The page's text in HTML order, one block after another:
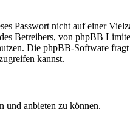
Passwort nicht auf einer
Betreibers, von phpBB
Die phpBB-Software
kannst.
und anbieten zu können.